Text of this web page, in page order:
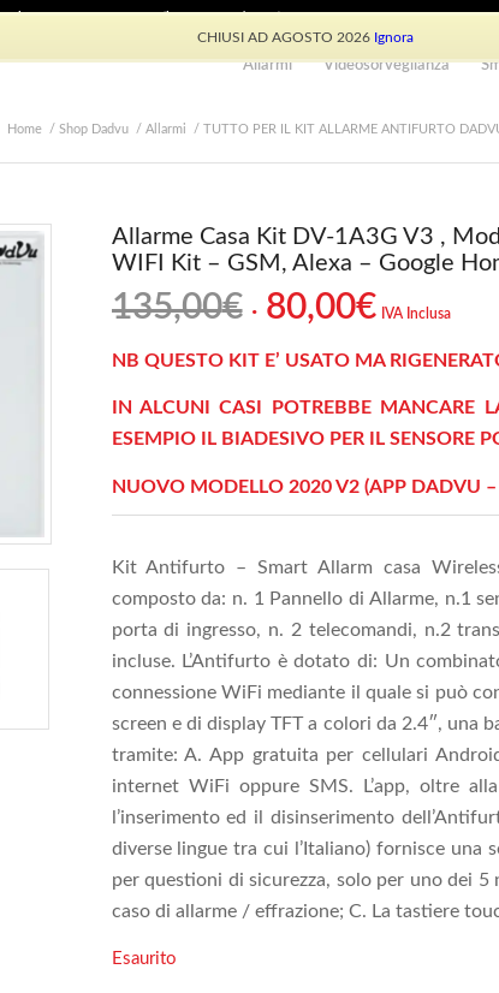
CHIUSI AD AGOSTO 2026 Ignora
Allarmi Videosorveglianza
Home / Shop Dadvu / Allarmi / TUTTO PER IL KIT ALLARME ANTIFURTO
Allarme Casa Kit DV-1A3G V3 ,
WIFI Kit – GSM, Alexa – Google
135,00€ Il
prezzo
originale
era:
135,00€.
80,00€Il
attuale
è:
80,00€.
IVA Inclusa
NB QUESTO KIT E’ USATO MA
IN ALCUNI CASI POTREBBE MANCARE
ESEMPIO IL BIADESIVO PER IL SENSORE
NUOVO MODELLO 2020 V2 (APP DADVU
Kit Antifurto – Smart Allarm casa
composto da: n. 1 Pannello di Allarme, n.1
porta di ingresso, n. 2 telecomandi, n.2
incluse. L’Antifurto è dotato di: Un
connessione WiFi mediante il quale si può
screen e di display TFT a colori da 2.4″, una
tramite: A. App gratuita per cellulari
internet WiFi oppure SMS. L’app, oltre
l’inserimento ed il disinserimento
diverse lingue tra cui l’Italiano) fornisce una
per questioni di sicurezza, solo per uno dei
caso di allarme / effrazione; C. La tastiere
Esaurito